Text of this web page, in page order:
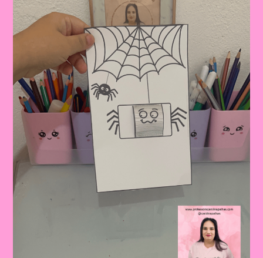
Planejamento
Semanal
Para
Educação
Infantil